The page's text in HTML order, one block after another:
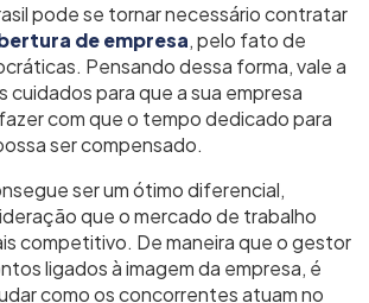
pode se tornar necessário contratar
de empresa, pelo fato de
Pensando dessa forma, vale a
para que a sua empresa
com que o tempo dedicado para
ser compensado.
ser um ótimo diferencial,
que o mercado de trabalho
competitivo. De maneira que o gestor
ligados à imagem da empresa, é
como os concorrentes atuam no